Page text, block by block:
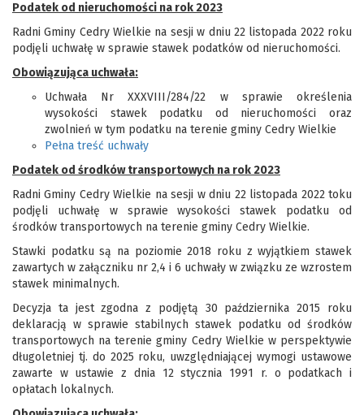
Podatek od nieruchomości na rok 2023
Radni Gminy Cedry Wielkie na sesji w dniu 22 listopada 2022 roku
podjęli uchwałę w sprawie stawek podatków od nieruchomości.
Obowiązująca uchwała:
Uchwała Nr XXXVIII/284/22 w sprawie określenia
wysokości stawek podatku od nieruchomości oraz
zwolnień w tym podatku na terenie gminy Cedry Wielkie
Pełna treść uchwały
Podatek od środków transportowych na rok 2023
Radni Gminy Cedry Wielkie na sesji w dniu 22 listopada 2022 toku
podjęli uchwałę w sprawie wysokości stawek podatku od
środków transportowych na terenie gminy Cedry Wielkie.
Stawki podatku są na poziomie 2018 roku z wyjątkiem stawek
zawartych w załączniku nr 2,4 i 6 uchwały w związku ze wzrostem
stawek minimalnych.
Decyzja ta jest zgodna z podjętą 30 października 2015 roku
deklaracją w sprawie stabilnych stawek podatku od środków
transportowych na terenie gminy Cedry Wielkie w perspektywie
długoletniej tj. do 2025 roku, uwzględniającej wymogi ustawowe
zawarte w ustawie z dnia 12 stycznia 1991 r. o podatkach i
opłatach lokalnych.